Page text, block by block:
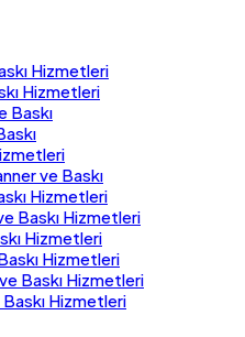
Hizmetleri
Hizmetleri
Baskı
ve Baskı
Hizmetleri
Baskı Hizmetleri
Hizmetleri
Hizmetleri
Baskı Hizmetleri
Hizmetleri